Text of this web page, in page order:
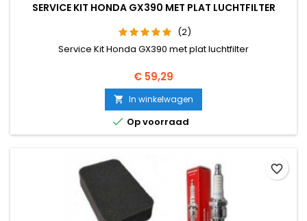
SERVICE KIT HONDA GX390 MET PLAT LUCHTFILTER
(2)
Service Kit Honda GX390 met plat luchtfilter
Prijs
€ 59,29
 In winkelwagen
 Op voorraad
favorite_border